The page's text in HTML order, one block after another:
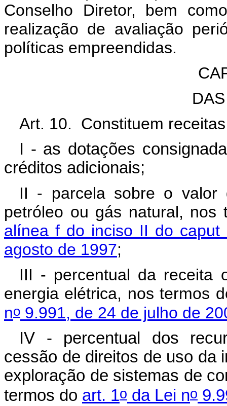
Conselho Diretor, bem
realização de avaliação
políticas empreendidas.
Art. 10. Constituem
I - as dotações
créditos adicionais;
II - parcela sobre o
petróleo ou gás natural,
alínea f do inciso II do
agosto de 1997;
III - percentual da receita
energia elétrica, nos termos
no 9.991, de 24 de julho de
IV - percentual dos
cessão de direitos de uso da
exploração de sistemas de
termos do art. 1o da Lei no